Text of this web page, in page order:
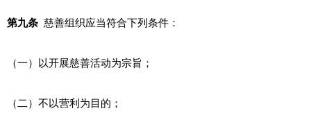
第九条 慈善组织应当符合下列条件：
（一）以开展慈善活动为宗旨；
（二）不以营利为目的；